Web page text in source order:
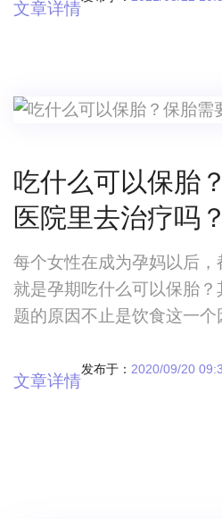
疾病检查，通过更合适的方
文章详情
吃什么可以保胎
医院里去治疗吗？
每个女性在成为孕妈以后，
就是孕期吃什么可以保胎
题的原因不止是饮食这一
期，饮食的确是很重要的一
发布于： 2020/09/20
文章详情